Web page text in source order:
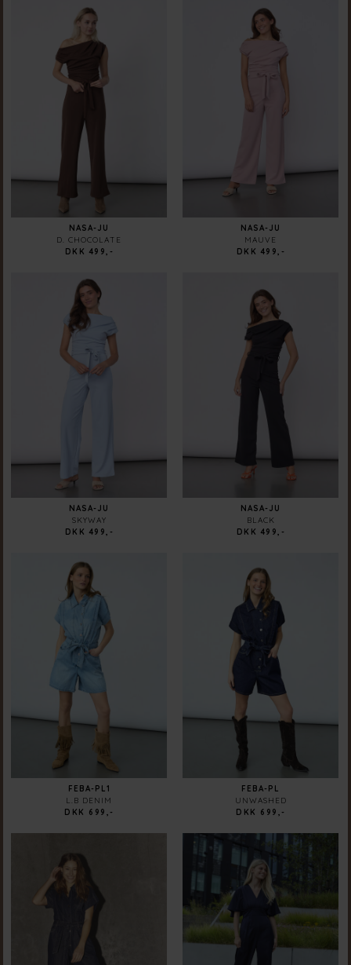
NASA-JU
D. CHOCOLATE
DKK 499,-
NASA-JU
MAUVE
DKK 499,-
NASA-JU
SKYWAY
DKK 499,-
NASA-JU
BLACK
DKK 499,-
FEBA-PL1
L.B DENIM
DKK 699,-
FEBA-PL
UNWASHED
DKK 699,-